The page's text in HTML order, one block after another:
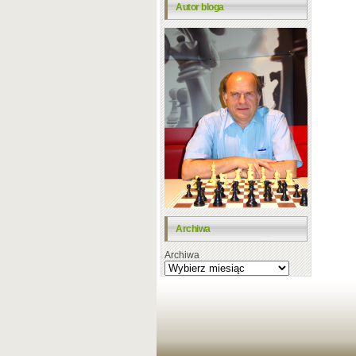
Autor bloga
Archiwa
Archiwa